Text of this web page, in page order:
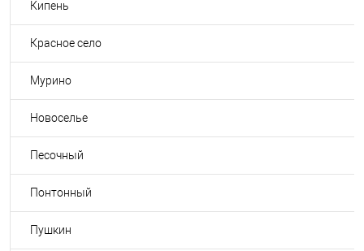
Кипень
Красное село
Мурино
Новоселье
Песочный
Понтонный
Пушкин